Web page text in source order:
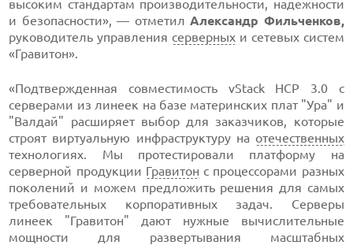
высоким стандартам производительности, надежности
и безопасности», — отметил Александр Фильченков,
руководитель управления серверных и сетевых систем
«Гравитон».
«Подтвержденная совместимость vStack HCP 3.0 с
серверами из линеек на базе материнских плат "Ура" и
"Валдай" расширяет выбор для заказчиков, которые
строят виртуальную инфраструктуру на отечественных
технологиях. Мы протестировали платформу на
серверной продукции Гравитон с процессорами разных
поколений и можем предложить решения для самых
требовательных корпоративных задач. Серверы
линеек "Гравитон" дают нужные вычислительные
мощности для развертывания масштабных